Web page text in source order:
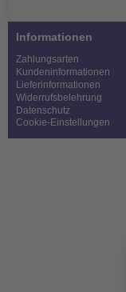
Informationen
Zahlungsarten
Kundeninformationen
Lieferinformationen
Widerrufsbelehrung
Datenschutz
Cookie-Einstellungen